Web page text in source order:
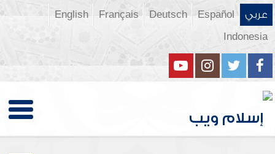
عربي Español
Deutsch
Français
English
Indonesia